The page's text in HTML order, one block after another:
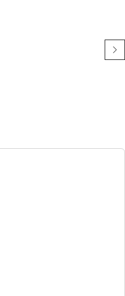
vibrations and shocks.
pressure.
placed downstream from the
compliance of the